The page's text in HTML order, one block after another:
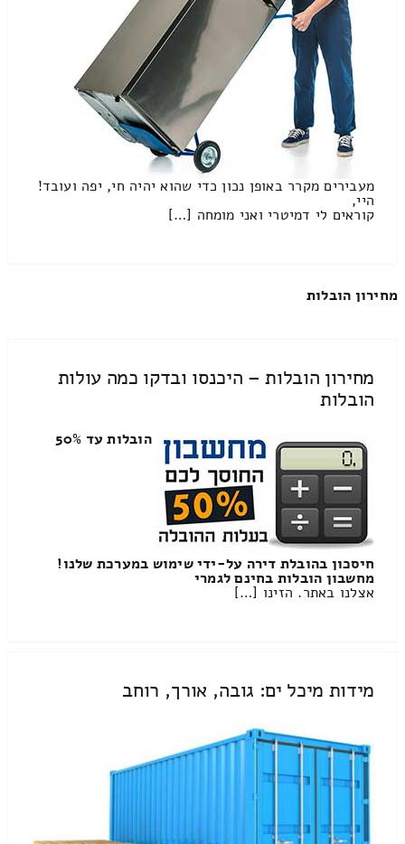
מעבירים מקרר באופן נכון כדי שהוא יהיה חי, יפה ועובד!
היי,
קוראים לי דמיטרי ואני מומחה […]
מחירון הובלות
מחירון הובלות – היכנסו ובדקו כמה עולות
הובלות
הובלות עד 50%
חיסכון בהובלת דירה על-ידי שימוש במערכת שלנו!
מחשבון הובלות בחינם לגמרי
אצלנו באתר. הזינו […]
מידות מיכל ים: גובה, אורך, רוחב